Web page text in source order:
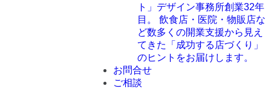
ト」 デザイン事務所創業32年
目。 飲食店・医院・物販店な
ど数多くの開業支援から見え
てきた「成功する店づくり」
のヒントをお届けします。
お問合せ
ご相談